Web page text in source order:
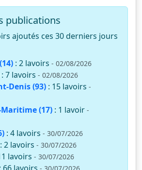
publications
ajoutés ces 30 derniers jours
: 2 lavoirs - 02/08/2026
: 7 lavoirs - 02/08/2026
Denis (93) : 15 lavoirs -
(17) : 1 lavoir -
: 4 lavoirs - 30/07/2026
: 2 lavoirs - 30/07/2026
lavoirs - 30/07/2026